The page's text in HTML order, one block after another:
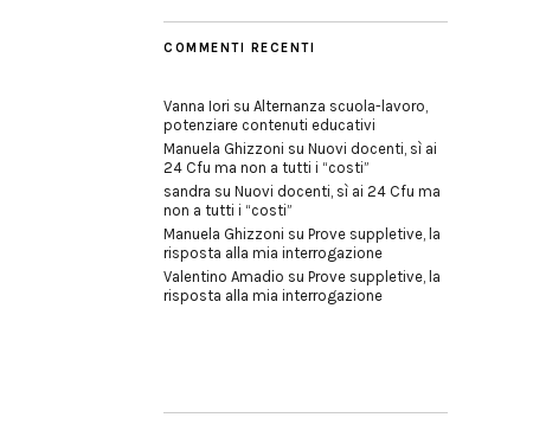
COMMENTI RECENTI
Vanna Iori su Alternanza scuola-lavoro,
potenziare contenuti educativi
Manuela Ghizzoni su Nuovi docenti, sì ai
24 Cfu ma non a tutti i “costi”
sandra su Nuovi docenti, sì ai 24 Cfu ma
non a tutti i “costi”
Manuela Ghizzoni su Prove suppletive, la
risposta alla mia interrogazione
Valentino Amadio su Prove suppletive, la
risposta alla mia interrogazione